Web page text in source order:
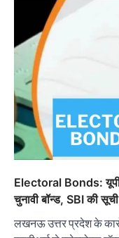
Electoral Bonds: यूपी
चुनावी बॉन्ड, SBI की सूची
लखनऊ उत्तर प्रदेश के